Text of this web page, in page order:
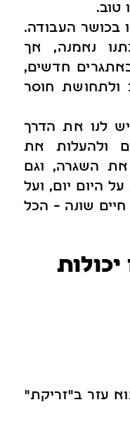
טוב.
בכושר העבודה.
נאמנה, אך
חדשים,
ולתחושת חוסר
לנו את הדרך
ולהעלות את
השגרה, וגם
היום יום, ועל
שונה – הכל
עזר ב"זריקת"